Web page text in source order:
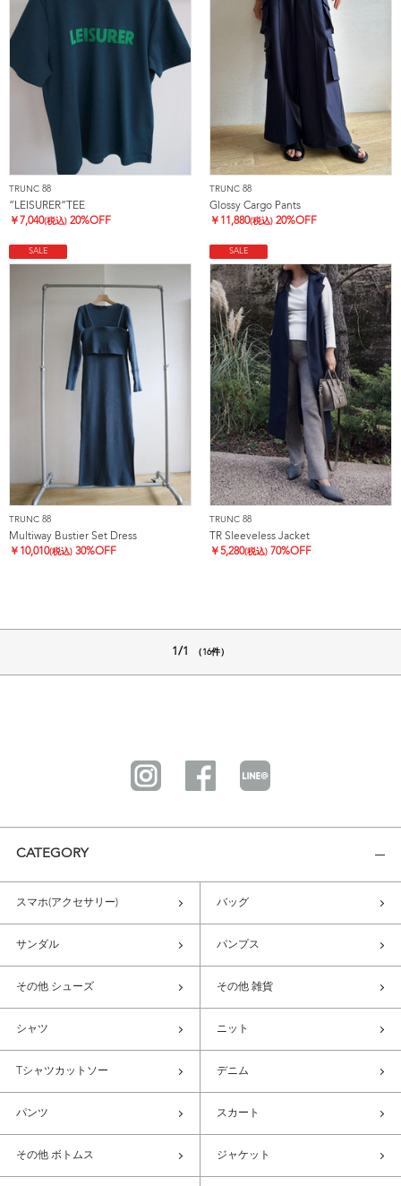
TRUNC 88
”LEISURER”TEE
￥ 7,040(税込) 20%OFF
TRUNC 88
Glossy Cargo Pants
￥ 11,880(税込) 20%OFF
SALE
TRUNC 88
Multiway Bustier Set Dress
￥ 10,010(税込) 30%OFF
SALE
TRUNC 88
TR Sleeveless Jacket
￥5,280(税込) 70%OFF
1/1 （16件）
CATEGORY
スマホ(アクセサリー) バッグ
サンダル パンプス
その他 シューズ その他 雑貨
シャツ ニット
Tシャツカットソー デニム
パンツ スカート
その他 ボトムス ジャケット